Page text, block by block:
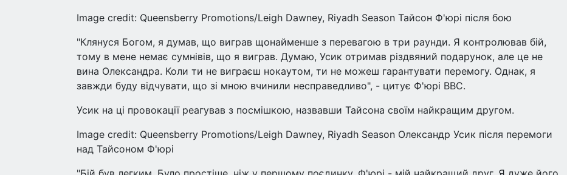
Image credit: Queensberry Promotions/Leigh Dawney, Riyadh Season Тайсон Ф'юрі після бою
"Клянуся Богом, я думав, що виграв щонайменше з перевагою в три раунди. Я контролював бій,
тому в мене немає сумнівів, що я виграв. Думаю, Усик отримав різдвяний подарунок, але це не
вина Олександра. Коли ти не виграєш нокаутом, ти не можеш гарантувати перемогу. Однак, я
завжди буду відчувати, що зі мною вчинили несправедливо", - цитує Ф'юрі BBC.
Усик на ці провокації реагував з посмішкою, назвавши Тайсона своїм найкращим другом.
Image credit: Queensberry Promotions/Leigh Dawney, Riyadh Season Олександр Усик після перемоги
над Тайсоном Ф'юрі